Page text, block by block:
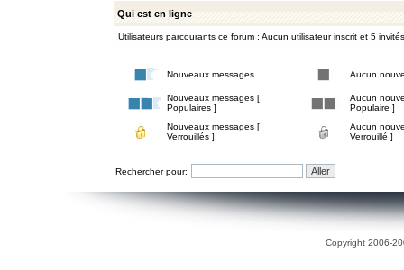
Qui est en ligne
Utilisateurs parcourants ce forum : Aucun utilisateur inscrit et 5 invités
Nouveaux messages Aucun
Nouveaux messages [
Populaires ]
Aucun
Populaire ]
Nouveaux messages [
Verrouillés ]
Aucun
Verrouillé ]
Rechercher pour:
Copyright 2006-